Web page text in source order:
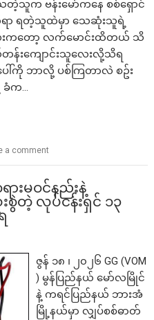
တဲ့သူက ဗန်းမော်ကနေ စစ်ရှောင်
ရာ ရတဲ့သူထဲမှာ သေဆုံးသူရဲ့
းကတော့ လက်မောင်းထိတယ် သိ
းကျောင်းသူလေးလို့သိရ
ါ်ကို ဘာလို့ ပစ်ကြတာလဲ စဥ်း
ခံက…
a comment
ားမဝင်နည်းနဲ့
စွဲတဲ့ လုပ်ငန်းရှင် ၁၃
ဇွန် ၁၈ ၊ ၂၀၂၆ GG (VOM
) မွန်ပြည်နယ် မော်လမြိုင်
နဲ့ ကရင်ပြည်နယ် ဘားအံ
မြို့နယ်မှာ လျှပ်စစ်ဓာတ်